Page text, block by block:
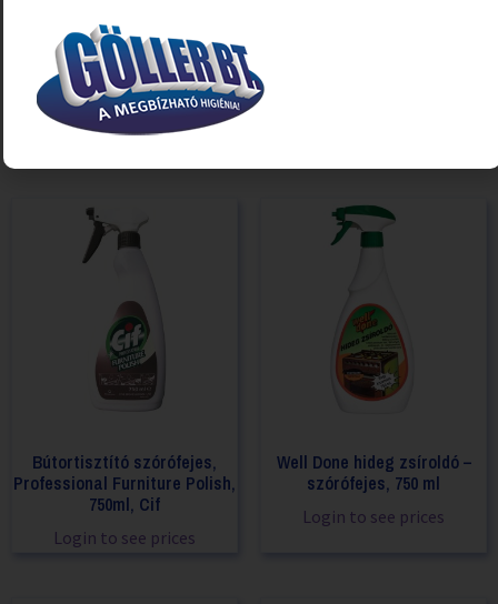
Cif Professional erőteljes
tisztító-, zsíroldószer – 750
ml
Login to see prices
Bútortisztító szórófejes,
Professional Furniture Polish,
750ml, Cif
Login to see prices
Well Done hideg zsíroldó –
szórófejes, 750 ml
Login to see prices